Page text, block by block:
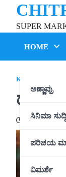
contentSUPER
HOME
ಅಣ್ಣಾವ್ರು
ಸಿನಿಮಾ ಸುದ್ದಿ
ಪರಿಚಯ
ವಿಮರ್ಶೆ
KANNADA
ದೇವರ
08/05/2020